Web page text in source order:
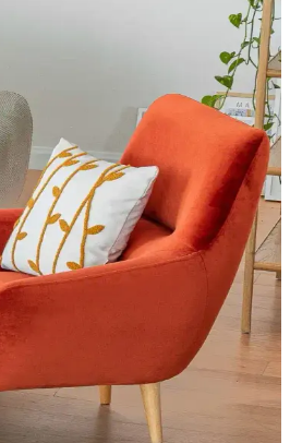
bir atmosfer oluşturulur.
önemlidir.
yol açıyor. Üretim
ve fonksiyonellik katar.